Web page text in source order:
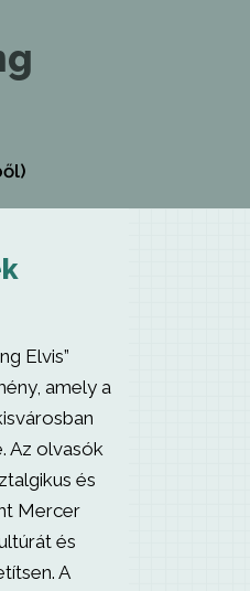
Elvis”
amely a
Az olvasók
és
Mercer
és
A